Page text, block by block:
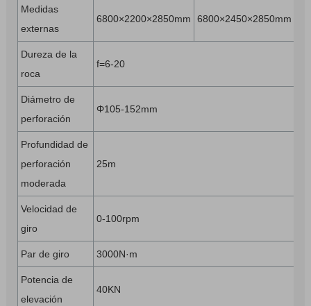
Medidas
externas
6800×2200×2850mm 6800×2450×2850mm
Dureza de la
roca
f=6-20
Diámetro de
perforación
Φ105-152mm
Profundidad de
perforación
moderada
25m
Velocidad de
giro
0-100rpm
Par de giro 3000N·m
Potencia de
elevación
40KN